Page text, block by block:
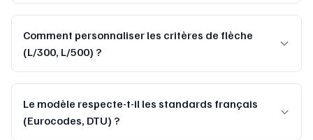
Comment personnaliser les critères de flèche
(L/300, L/500) ?
Le modèle respecte-t-il les standards français
(Eurocodes, DTU) ?